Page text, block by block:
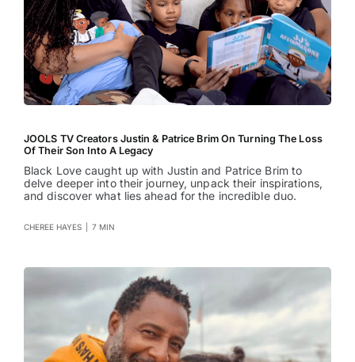
JOOLS TV Creators Justin & Patrice Brim On Turning The Loss
Of Their Son Into A Legacy
Black Love caught up with Justin and Patrice Brim to
delve deeper into their journey, unpack their inspirations,
and discover what lies ahead for the incredible duo.
CHEREE HAYES 7 MIN